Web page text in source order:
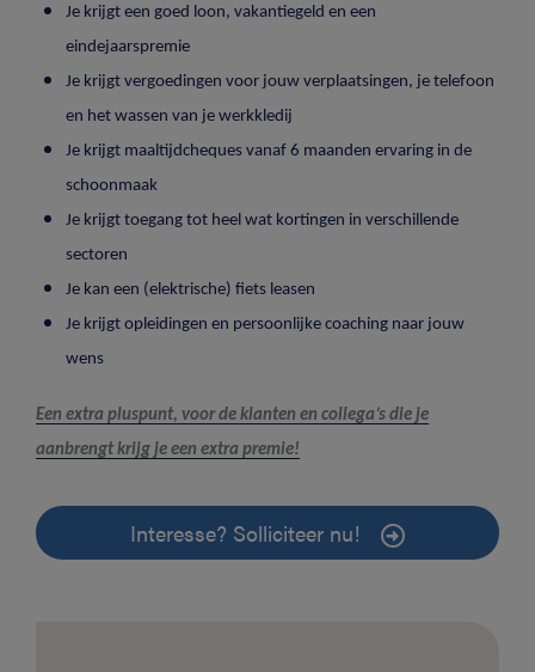
Je krijgt een goed loon, vakantiegeld en een
eindejaarspremie
Je krijgt vergoedingen voor jouw verplaatsingen, je telefoon
en het wassen van je werkkledij
Je krijgt maaltijdcheques vanaf 6 maanden ervaring in de
schoonmaak
Je krijgt toegang tot heel wat kortingen in verschillende
sectoren
Je kan een (elektrische) fiets leasen
Je krijgt opleidingen en persoonlijke coaching naar jouw
wens
Een extra pluspunt, voor de klanten en collega’s die je
aanbrengt krijg je een extra premie!
Interesse? Solliciteer nu!